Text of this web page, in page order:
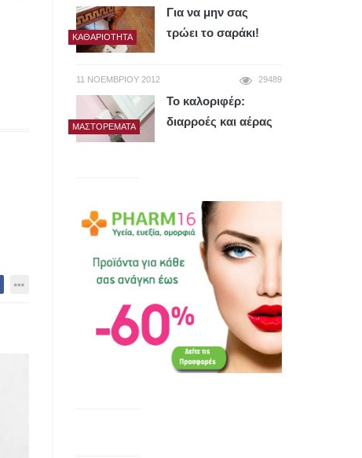
ΚΑΘΑΡΙΌΤΗΤΑ
Για να μην σας
τρώει το σαράκι!
11 ΝΟΕΜΒΡΊΟΥ 2012 29489
ΜΑΣΤΟΡΈΜΑΤΑ
Το καλοριφέρ:
διαρροές και αέρας